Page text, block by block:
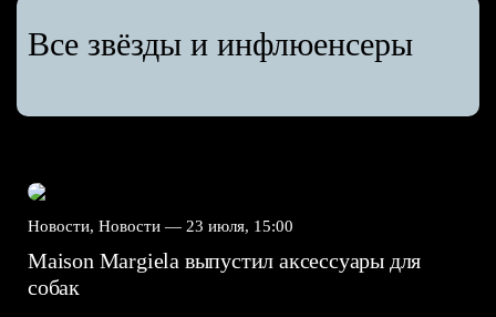
Все звёзды и инфлюенсеры
Новости, Новости — 23 июля, 15:00
Maison Margiela выпустил аксессуары для
собак